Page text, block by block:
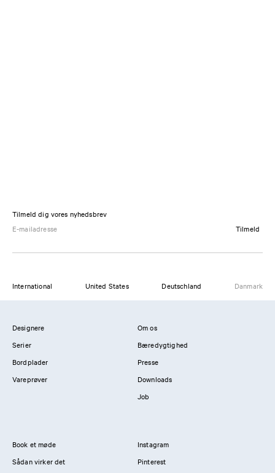
Tilmeld dig vores nyhedsbrev
Tilmeld
International United States Deutschland Danmark
Designere
Serier
Bordplader
Vareprøver
Om os
Bæredygtighed
Presse
Downloads
Job
Book et møde
Sådan virker det
Instagram
Pinterest